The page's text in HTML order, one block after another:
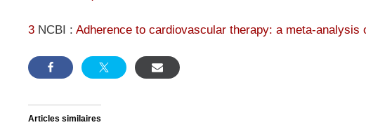
3 NCBI : Adherence to cardiovascular therapy: a meta-
Articles similaires